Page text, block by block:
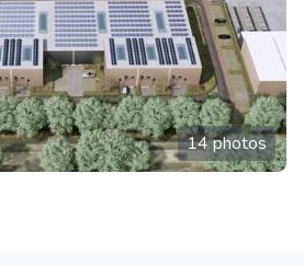
14 photos